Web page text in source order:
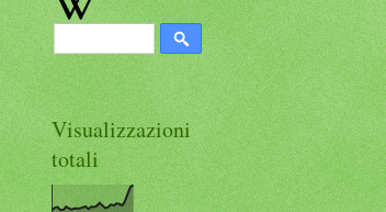
Visualizzazioni
totali